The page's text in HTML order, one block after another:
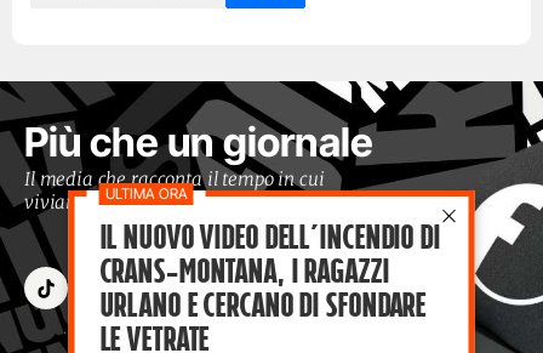
Più che un giornale
Il media che racconta il tempo in cui
viviamo con occhi moderni
Il nuovo video dell’incendio di
Crans-Montana, i ragazzi
Urlano e cercano di sfondare
le vetrate